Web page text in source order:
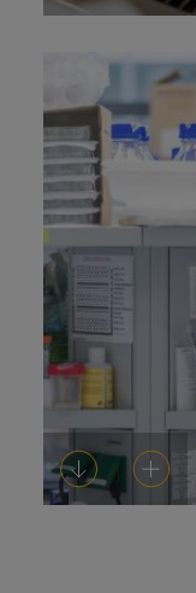
DescargarAñadir al carrito